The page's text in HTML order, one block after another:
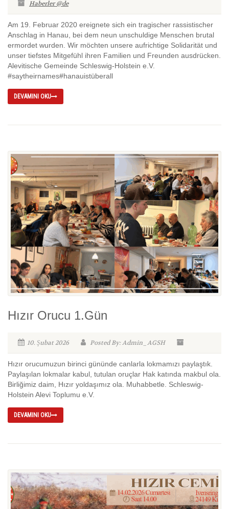
Haberler @de
Am 19. Februar 2020 ereignete sich ein tragischer rassistischer
Anschlag in Hanau, bei dem neun unschuldige Menschen brutal
ermordet wurden. Wir möchten unsere aufrichtige Solidarität und
unser tiefstes Mitgefühl ihren Familien und Freunden ausdrücken.
Alevitische Gemeinde Schleswig-Holstein e.V.
#saytheirnames#hanauistüberall
DEVAMINI OKU
Hızır Orucu 1.Gün
10. Şubat 2026 Posted By: Admin_AGSH
Hızır orucumuzun birinci gününde canlarla lokmamızı paylaştık.
Paylaşılan lokmalar kabul, tutulan oruçlar Hak katında makbul ola.
Birliğimiz daim, Hızır yoldaşımız ola. Muhabbetle. Schleswig-
Holstein Alevi Toplumu e.V.
DEVAMINI OKU